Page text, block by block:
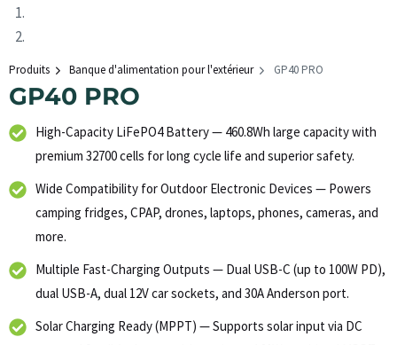
Produits Banque d'alimentation pour l'extérieur GP40 PRO
GP40 PRO
High-Capacity LiFePO4 Battery — 460.8Wh large capacity with
premium 32700 cells for long cycle life and superior safety.
Wide Compatibility for Outdoor Electronic Devices — Powers
camping fridges, CPAP, drones, laptops, phones, cameras, and
more.
Multiple Fast-Charging Outputs — Dual USB-C (up to 100W PD),
dual USB-A, dual 12V car sockets, and 30A Anderson port.
Solar Charging Ready (MPPT) — Supports solar input via DC